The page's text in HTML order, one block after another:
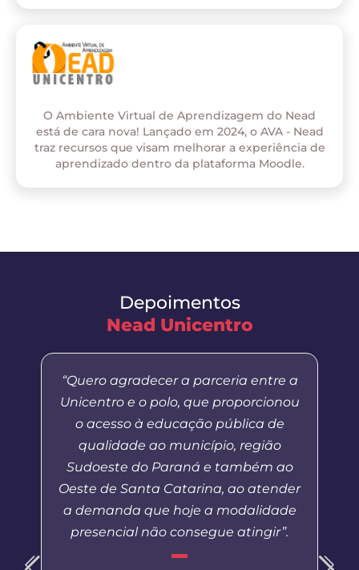
O Ambiente Virtual de Aprendizagem do Nead
está de cara nova! Lançado em 2024, o AVA - Nead
traz recursos que visam melhorar a experiência de
aprendizado dentro da plataforma Moodle.
Depoimentos
Nead Unicentro
“Quero agradecer a parceria entre a
Unicentro e o polo, que proporcionou
o acesso à educação pública de
qualidade ao município, região
Sudoeste do Paraná e também ao
Oeste de Santa Catarina, ao atender
a demanda que hoje a modalidade
presencial não consegue atingir”.